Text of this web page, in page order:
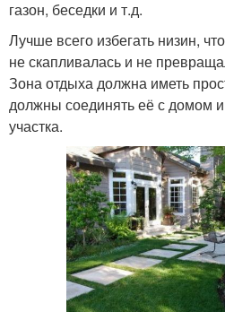
газон, беседки и т.д.
Лучше всего избегать низин,
не скапливалась и не
Зона отдыха должна иметь
должны соединять её с домом
участка.